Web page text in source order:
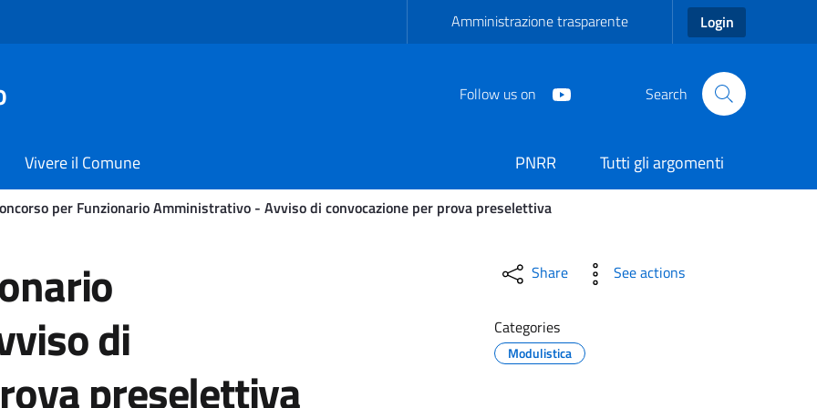
Amministrazione trasparente Login
Follow us on Search
Vivere il Comune PNRR
Tutti gli argomenti
per Funzionario Amministrativo - Avviso di convocazione per prova preselettiva
Amministrativo - Avviso di convocazione per
di
preselettiva
Share See actions
Categories
Modulistica